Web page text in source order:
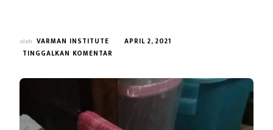
oleh VARMAN INSTITUTE
APRIL 2, 2021
TINGGALKAN KOMENTAR
BATU
CITATAH